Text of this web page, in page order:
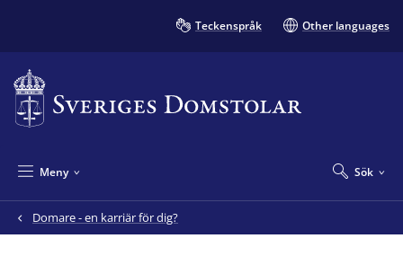
Teckenspråk Other languages
Sök
Meny
Domare - en karriär för dig?